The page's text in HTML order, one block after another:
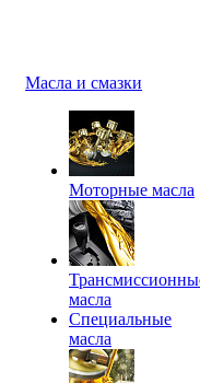
Масла и смазки
Моторные масла
масла
Специальные
масла